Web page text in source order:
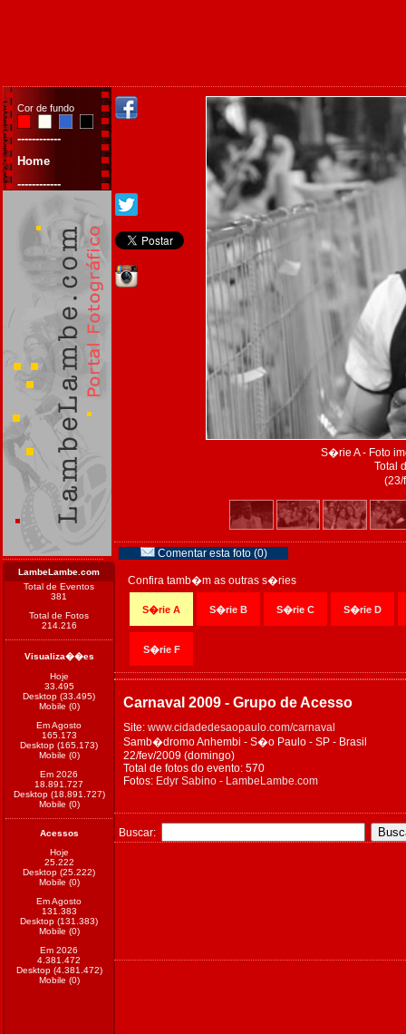
Cor de fundo
------------
Home
------------
LambeLambe.com
Total de Eventos
381
Total de Fotos
214.216
Visualiza��es
Hoje
33.495
Desktop (33.495)
Mobile (0)
Em Agosto
165.173
Desktop (165.173)
Mobile (0)
Em 2026
18.891.727
Desktop (18.891.727)
Mobile (0)
Acessos
Hoje
25.222
Desktop (25.222)
Mobile (0)
Em Agosto
131.383
Desktop (131.383)
Mobile (0)
Em 2026
4.381.472
Desktop (4.381.472)
Mobile (0)
S�rie A - Foto
Total
Comentar esta foto (0)
Confira tamb�m as outras s�ries
S�rie A S�rie B S�rie C S�rie D
S�rie F
Carnaval 2009 - Grupo de Acesso
Site: www.cidadedesaopaulo.com/carnaval
Samb�dromo Anhembi - S�o Paulo - SP - Brasil
22/fev/2009 (domingo)
Total de fotos do evento: 570
Fotos: Edyr Sabino - LambeLambe.com
Buscar: